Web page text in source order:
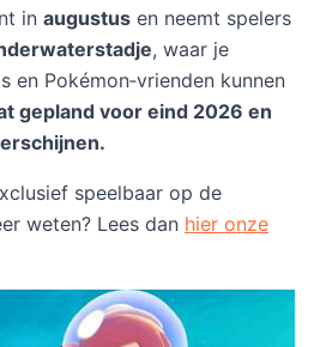
in augustus en neemt spelers
, waar je
en Pokémon‑vrienden kunnen
gepland voor eind 2026 en
speelbaar op de
weten? Lees dan hier onze